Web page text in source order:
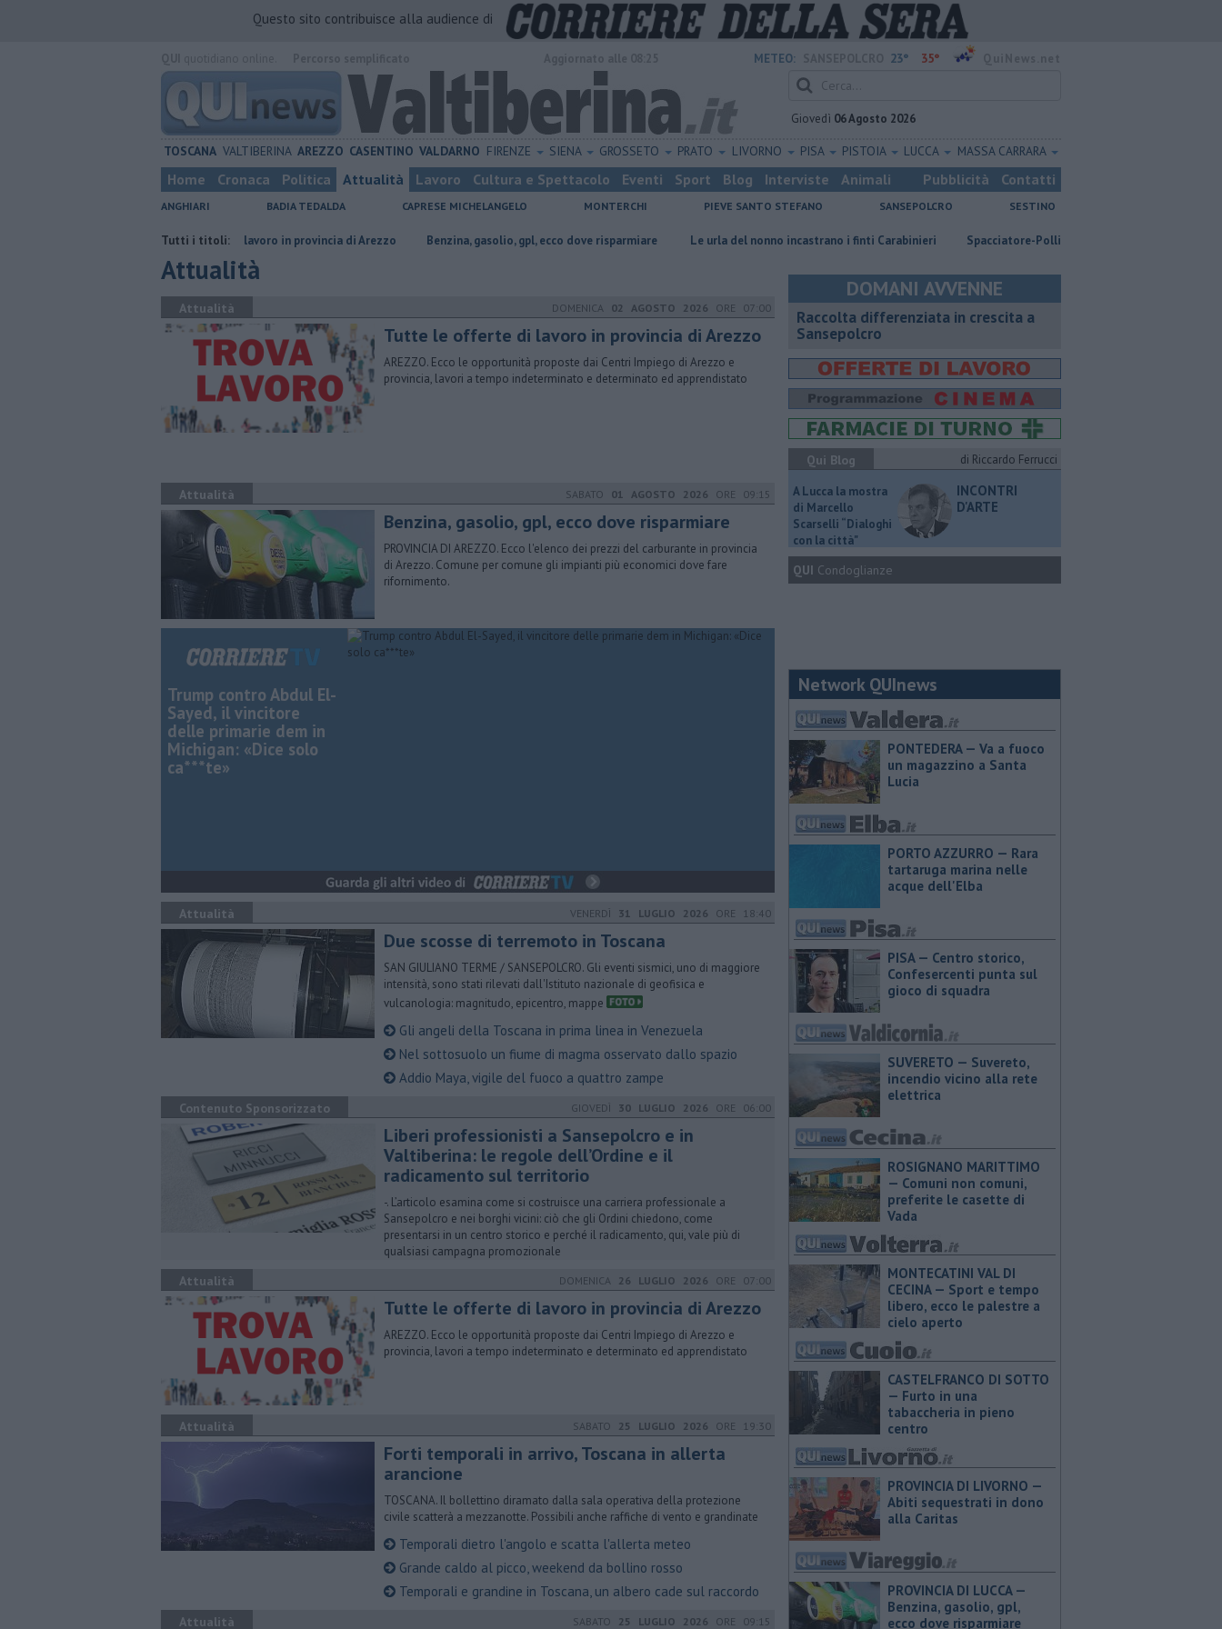
Questo sito contribuisce alla audience di
METEO: 23° 35°
Giovedì 06 Agosto 2026
TOSCANA VALTIBERINA AREZZO CASENTINO VALDARNO FIRENZE SIENA GROSSETO PRATO LIVORNO PISA PISTOIA LUCCA MASSA CARRARA
Home Cronaca Politica Attualità Lavoro Cultura e Spettacolo Eventi Sport Blog Interviste Animali Pubblicità Contatti
ANGHIARI BADIA TEDALDA CAPRESE MICHELANGELO MONTERCHI PIEVE SANTO STEFANO SANSEPOLCRO SESTINO
Tutti i titoli:
​Tutte le offerte di lavoro in provincia di Arezzo ​Benzina, gasolio, gpl, ecco dove risparmiare Le urla del nonno incastrano i finti Carabinieri Spacciatore-Pollicino finisce in carcere
Attualità
Attualità DOMENICA 02 AGOSTO 2026 ORE 07:00
​Tutte le offerte di lavoro in provincia di Arezzo
AREZZO. Ecco le opportunità proposte dai Centri Impiego di Arezzo e
provincia, lavori a tempo indeterminato e determinato ed apprendistato
Attualità SABATO 01 AGOSTO 2026 ORE 09:15
​Benzina, gasolio, gpl, ecco dove risparmiare
PROVINCIA DI AREZZO. Ecco l'elenco dei prezzi del carburante in provincia
di Arezzo. Comune per comune gli impianti più economici dove fare
rifornimento.
Trump contro Abdul El-
Sayed, il vincitore
delle primarie dem in
Michigan: «Dice solo
ca***te»
Attualità VENERDÌ 31 LUGLIO 2026 ORE 18:40
Due scosse di terremoto in Toscana
SAN GIULIANO TERME / SANSEPOLCRO. Gli eventi sismici, uno di maggiore
intensità, sono stati rilevati dall'Istituto nazionale di geofisica e
vulcanologia: magnitudo, epicentro, mappe
Gli angeli della Toscana in prima linea in Venezuela
Nel sottosuolo un fiume di magma osservato dallo spazio
Addio Maya, vigile del fuoco a quattro zampe
Contenuto Sponsorizzato GIOVEDÌ 30 LUGLIO 2026 ORE 06:00
Liberi professionisti a Sansepolcro e in
Valtiberina: le regole dell’Ordine e il
radicamento sul territorio
-. L’articolo esamina come si costruisce una carriera professionale a
Sansepolcro e nei borghi vicini: ciò che gli Ordini chiedono, come
presentarsi in un centro storico e perché il radicamento, qui, vale più di
qualsiasi campagna promozionale
Attualità DOMENICA 26 LUGLIO 2026 ORE 07:00
​Tutte le offerte di lavoro in provincia di Arezzo
AREZZO. Ecco le opportunità proposte dai Centri Impiego di Arezzo e
provincia, lavori a tempo indeterminato e determinato ed apprendistato
Attualità SABATO 25 LUGLIO 2026 ORE 19:30
Forti temporali in arrivo, Toscana in allerta
arancione
TOSCANA. Il bollettino diramato dalla sala operativa della protezione
civile scatterà a mezzanotte. Possibili anche raffiche di vento e grandinate
Temporali dietro l'angolo e scatta l'allerta meteo
Grande caldo al picco, weekend da bollino rosso
Temporali e grandine in Toscana, un albero cade sul raccordo
Attualità SABATO 25 LUGLIO 2026 ORE 09:15
DOMANI AVVENNE
Raccolta differenziata in crescita a
Sansepolcro
Qui Blog di Riccardo Ferrucci
A Lucca la mostra
di Marcello
Scarselli “Dialoghi
con la città"
INCONTRI
D'ARTE
QUI Condoglianze
Network QUInews
PONTEDERA — Va a fuoco
un magazzino a Santa
Lucia
PORTO AZZURRO — Rara
tartaruga marina nelle
acque dell'Elba
PISA — Centro storico,
Confesercenti punta sul
gioco di squadra
SUVERETO — Suvereto,
incendio vicino alla rete
elettrica
ROSIGNANO MARITTIMO
— Comuni non comuni,
preferite le casette di
Vada
MONTECATINI VAL DI
CECINA — Sport e tempo
libero, ecco le palestre a
cielo aperto
CASTELFRANCO DI SOTTO
— Furto in una
tabaccheria in pieno
centro
PROVINCIA DI LIVORNO —
Abiti sequestrati in dono
alla Caritas
PROVINCIA DI LUCCA — ​
Benzina, gasolio, gpl,
ecco dove risparmiare